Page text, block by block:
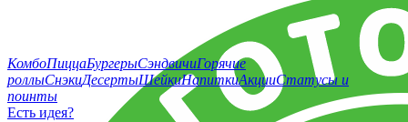
КомбоПиццаБургерыСэндвичиГорячие
роллыСнэкиДесертыШейкиНапиткиАкцииСтатусы и
поинты
Есть идея?